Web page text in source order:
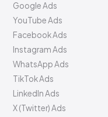
Google Ads
YouTube Ads
Facebook Ads
Instagram Ads
WhatsApp Ads
TikTok Ads
LinkedIn Ads
X (Twitter) Ads